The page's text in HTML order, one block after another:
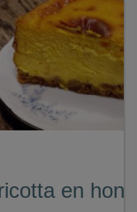
en